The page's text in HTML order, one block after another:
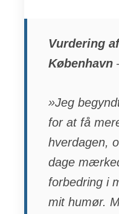
Vurdering
København
»Jeg
for at få
hverdagen,
dage
forbedring i
mit humør.